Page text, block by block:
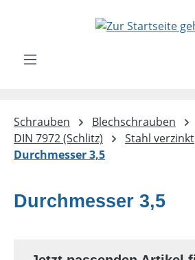
Zum Hauptinhalt springen
Schrauben Blechschrauben
DIN 7972 (Schlitz)
Stahl verzinkt
Durchmesser 3,5
Durchmesser 3,5